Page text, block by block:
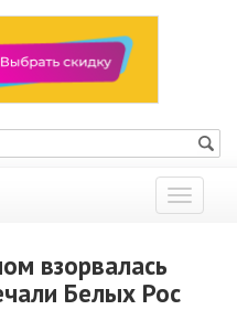
Показать
меню
взорвалась
Белых Рос